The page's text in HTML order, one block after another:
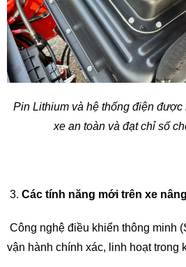
Pin Lithium và hệ thống điện được
xe an toàn và đạt chỉ số
Các tính năng mới trên xe
Công nghệ điều khiển thông minh
vận hành chính xác, linh hoạt trong